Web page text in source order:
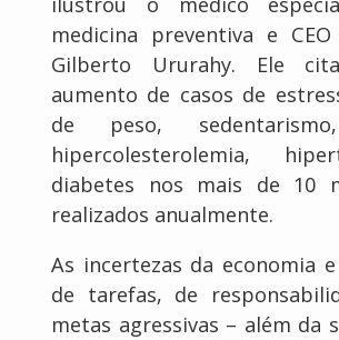
medicina preventiva e
Gilberto Ururahy. Ele
aumento de casos de
de peso,
hipercolesterolemia,
diabetes nos mais de 10
realizados anualmente.
As incertezas da economia
de tarefas, de
metas agressivas – além da